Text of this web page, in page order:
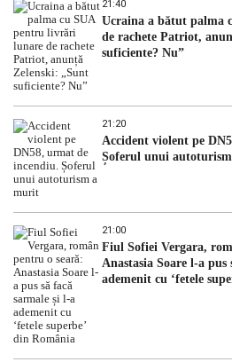
21:40
Ucraina a bătut palma
de rachete Patriot,
suficiente? Nu”
21:20
Accident violent pe
Șoferul unui
21:00
Fiul Sofiei Vergara,
Anastasia Soare l-a pus
ademenit cu ‘fetele